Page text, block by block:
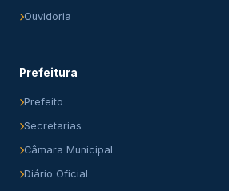
Ouvidoria
Prefeitura
Prefeito
Secretarias
Câmara Municipal
Diário Oficial